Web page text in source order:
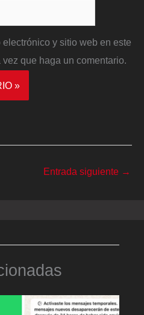
y sitio web en este
que haga un comentario.
Entrada siguiente →